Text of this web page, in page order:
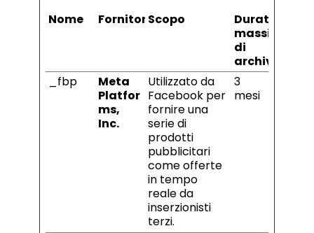
Nome
FornitoreScopo
Durata
massima
di
_fbp
Meta
Platfor
ms,
Inc.
Utilizzato da
Facebook per
fornire una
serie di
prodotti
pubblicitari
come offerte
in tempo
reale da
inserzionisti
terzi.
3
mesi